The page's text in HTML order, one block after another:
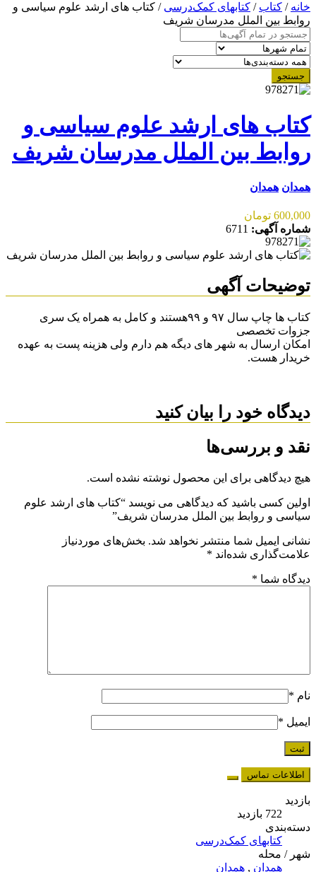
خانه/ کتاب/ کتابهای کمک‌درسی / کتاب های ارشد علوم سیاسی و
روابط بین الملل مدرسان شریف
جستجو
کتاب های ارشد علوم سیاسی و
روابط بین الملل مدرسان شریف
همدان همدان
600,000 تومان
شماره آگهی: 6711
توضیحات آگهی
کتاب ها چاپ سال ۹۷ و ۹۹هستند و کامل به همراه یک سری
جزوات تخصصی
امکان ارسال به شهر های دیگه هم دارم ولی هزینه پست به عهده
خریدار هست.
دیدگاه خود را بیان کنید
نقد و بررسی‌ها
هیچ دیدگاهی برای این محصول نوشته نشده است.
اولین کسی باشید که دیدگاهی می نویسد “کتاب های ارشد علوم
سیاسی و روابط بین الملل مدرسان شریف”
نشانی ایمیل شما منتشر نخواهد شد.بخش‌های موردنیاز
علامت‌گذاری شده‌اند *
دیدگاه شما *
نام *
ایمیل *
اطلاعات تماس
بازدید
722 بازدید
دسته‌بندی
کتابهای کمک‌درسی
شهر / محله
همدان, همدان